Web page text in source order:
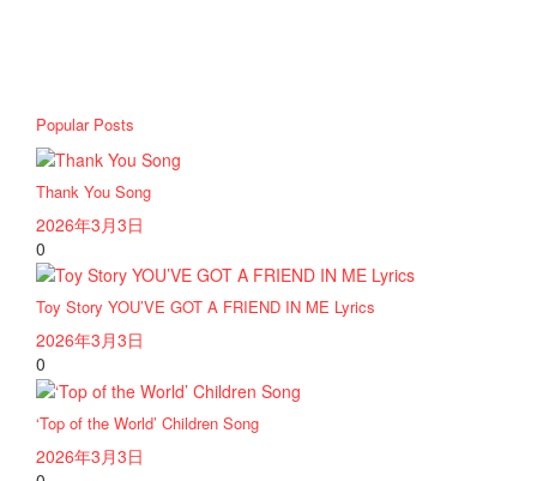
Popular Posts
Thank You Song
2026年3月3日
0
Toy Story YOU’VE GOT A FRIEND IN ME Lyrics
2026年3月3日
0
‘Top of the World’ Children Song
2026年3月3日